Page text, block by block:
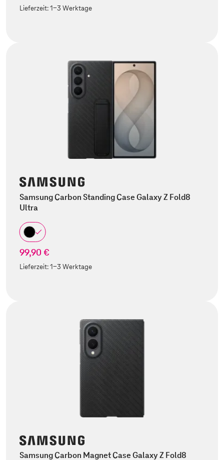
Lieferzeit:1-3 Werktage
Samsung Carbon Standing Case Galaxy Z Fold8
Ultra
99,90 €
Lieferzeit:1-3 Werktage
Samsung Carbon Magnet Case Galaxy Z Fold8